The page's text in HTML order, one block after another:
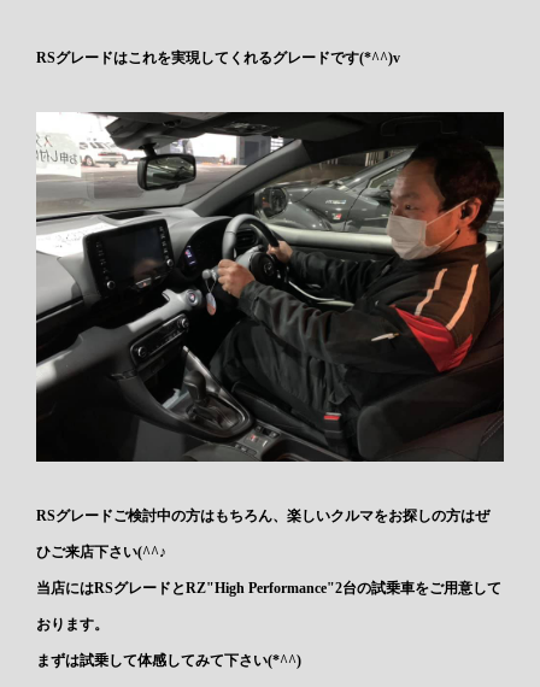
RSグレードはこれを実現してくれるグレードです(*^^)v
RSグレードご検討中の方はもちろん、楽しいクルマをお探しの方はぜ
ひご来店下さい(^^♪
当店にはRSグレードとRZ"High Performance"2台の試乗車をご用意して
おります。
まずは試乗して体感してみて下さい(*^^)